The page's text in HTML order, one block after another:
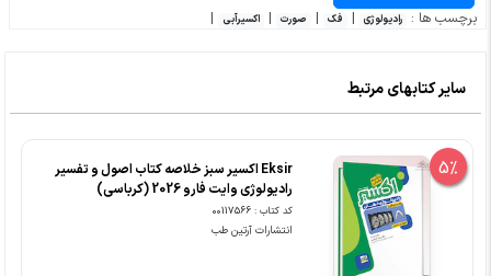
برچسب ها : رادیولوژی فک صورت اکسیرآبی
سایر کتابهای مرتبط
5%
Eksir اکسیر سبز خلاصه کتاب اصول و تفسیر
رادیولوژی وایت فارو 2026 (کرباسی)
کد کتاب : 00117566
انتشارات آرتین طب